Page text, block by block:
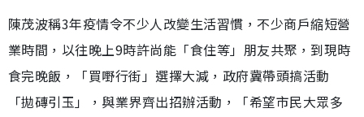
陳茂波稱3年疫情令不少人改變生活習慣，不少商戶縮短營
業時間，以往晚上9時許尚能「食住等」朋友共聚，到現時
食完晚飯，「買嘢行街」選擇大減，政府冀帶頭搞活動
「拋磚引玉」，與業界齊出招辦活動，「希望市民大眾多